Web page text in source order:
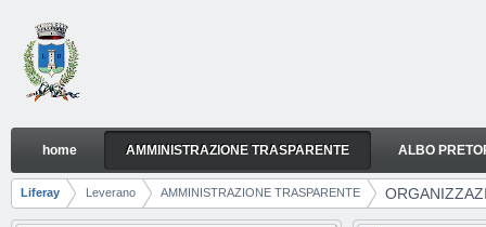
Skip to Content
ORGANIZZAZIONE
Navigation
home AMMINISTRAZIONE TRASPARENTE ALBO
Breadcrumbs
Liferay Leverano AMMINISTRAZIONE TRASPARENTE